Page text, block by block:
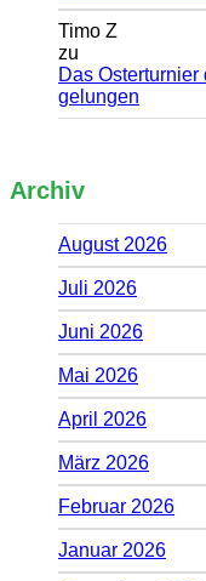
Timo Z
zu
Das
gelungen
Archiv
August 2026
Juli 2026
Juni 2026
Mai 2026
April 2026
März 2026
Februar 2026
Januar 2026